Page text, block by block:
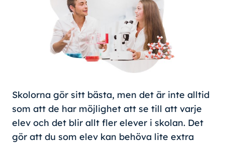
Skolorna gör sitt bästa, men det är inte alltid
som att de har möjlighet att se till att varje
elev och det blir allt fler elever i skolan. Det
gör att du som elev kan behöva lite extra